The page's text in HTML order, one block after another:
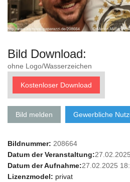
Bild Download:
ohne Logo/Wasserzeichen
Kostenloser Download
Bild melden Gewerbliche
Bildnummer: 208664
Datum der Veranstaltung:27.02.2025
Datum der Aufnahme:27.02.2025
Lizenzmodel: privat